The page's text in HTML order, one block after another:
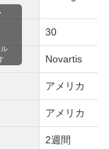
30
Novartis
アメリカ
アメリカ
2週間